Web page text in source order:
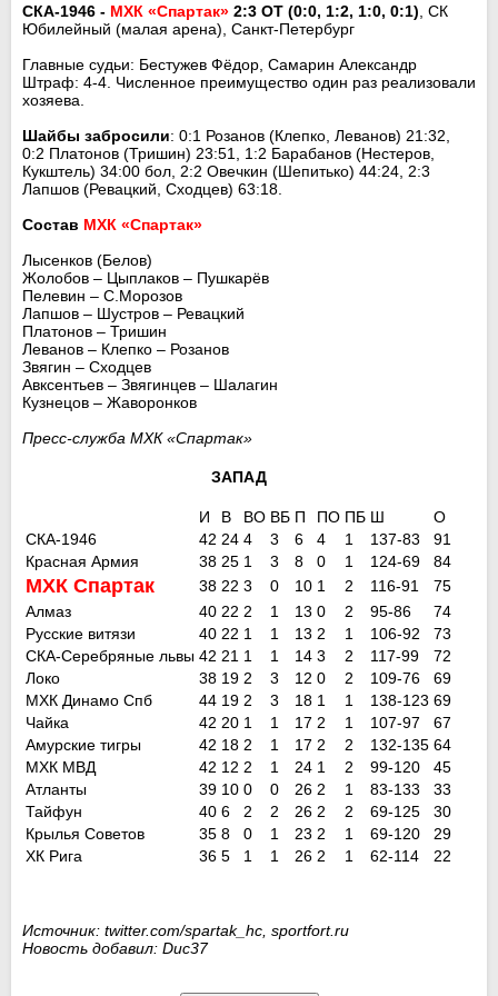
СКА-1946 - МХК «Спартак» 2:3 ОТ (0:0, 1:2, 1:0, 0:1) , СК
Юбилейный (малая арена), Санкт-Петербург
Главные судьи: Бестужев Фёдор, Самарин Александр
Штраф: 4-4. Численное преимущество один раз реализовали
хозяева.
Шайбы забросили: 0:1 Розанов (Клепко, Леванов) 21:32,
0:2 Платонов (Тришин) 23:51, 1:2 Барабанов (Нестеров,
Кукштель) 34:00 бол, 2:2 Овечкин (Шепитько) 44:24, 2:3
Лапшов (Ревацкий, Сходцев) 63:18.
Состав МХК «Спартак»
Лысенков (Белов)
Жолобов – Цыплаков – Пушкарёв
Пелевин – С.Морозов
Лапшов – Шустров – Ревацкий
Платонов – Тришин
Леванов – Клепко – Розанов
Звягин – Сходцев
Авксентьев – Звягинцев – Шалагин
Кузнецов – Жаворонков
Пресс-служба МХК «Спартак»
ЗАПАД
И В ВO ВБ П ПO ПБ Ш
О
СКА-1946
42 24 4 3 6 4 1 137-83
91
Красная Армия
38 25 1 3 8 0 1 124-69 84
МХК Спартак 38 22 3 0 10 1 2 116-91
75
Алмаз
40 22 2 1 13 0 2 95-86
74
Русские витязи
40 22 1 1 13 2 1 106-92
73
СКА-Серебряные львы 42 21 1 1 14 3 2 117-99
72
Локо
38 19 2 3 12 0 2 109-76
69
МХК Динамо Спб
44 19 2 3 18 1 1 138-123 69
Чайка
42 20 1 1 17 2 1 107-97
67
Амурские тигры
42 18 2 1 17 2 2 132-135 64
МХК МВД
42 12 2 1 24 1 2 99-120
45
Атланты
39 10 0 0 26 2 1 83-133
33
Тайфун
40 6 2 2 26 2 2 69-125
30
Крылья Советов
35 8 0 1 23 2 1 69-120
29
ХК Рига
36 5 1 1 26 2 1 62-114 22
Источник: twitter.com/spartak_hc, sportfort.ru
Новость добавил: Duc37